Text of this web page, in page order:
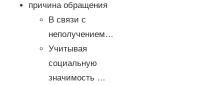
причина обращения
В связи с
неполучением…
Учитывая
социальную
значимость …